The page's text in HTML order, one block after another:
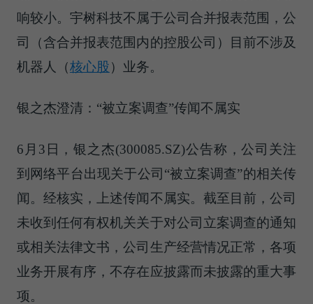
响较小。宇树科技不属于公司合并报表范围，公
司（含合并报表范围内的控股公司）目前不涉及
机器人（核心股） 业务。
银之杰澄清：“被立案调查”传闻不属实
6月3日，银之杰(300085.SZ)公告称，公司关注
到网络平台出现关于公司“被立案调查”的相关传
闻。经核实，上述传闻不属实。截至目前，公司
未收到任何有权机关关于对公司立案调查的通知
或相关法律文书，公司生产经营情况正常，各项
业务开展有序，不存在应披露而未披露的重大事
项。